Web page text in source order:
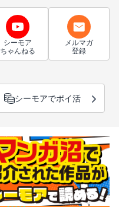
シーモア
ちゃんねる
メルマガ
登録
シーモアでポイ活